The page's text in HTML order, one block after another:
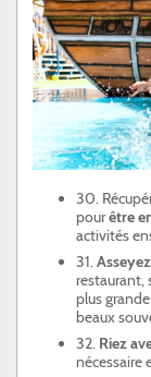
30.
pourêtre
activités
31.
restaurant,
plus
beaux
32. Riez
nécessaire